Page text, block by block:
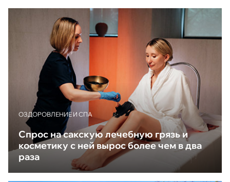
ОЗДОРОВЛЕНИЕ И СПА
Спрос на сакскую лечебную грязь и
косметику с ней вырос более чем в два
раза